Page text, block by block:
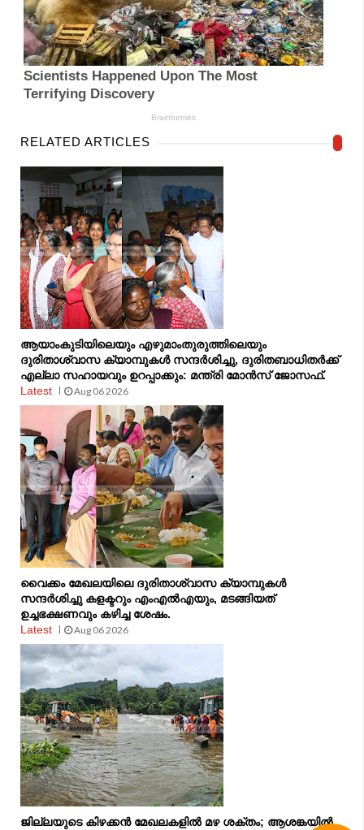
RELATED ARTICLES
ആയാംകുടിയിലെയും എഴുമാംതുരുത്തിലെയും
ദുരിതാശ്വാസ ക്യാമ്പുകൾ സന്ദർശിച്ചു, ദുരിതബാധിതർക്ക്
എല്ലാ സഹായവും ഉറപ്പാക്കും: മന്ത്രി മോൻസ് ജോസഫ്.
Latest
Aug 06 2026
വൈക്കം മേഖലയിലെ ദുരിതാശ്വാസ ക്യാമ്പുകള്‍
സന്ദര്‍ശിച്ചു കളക്ടറും എംഎല്‍എയും, മടങ്ങിയത്
ഉച്ചഭക്ഷണവും കഴിച്ച ശേഷം.
Latest
Aug 06 2026
ജില്ലയുടെ കിഴക്കൻ മേഖലകളിൽ മഴ ശക്തം; ആശങ്കയിൽ